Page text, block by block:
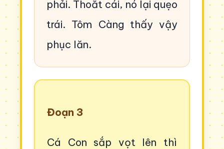
phải. Thoắt cái, nó lại quẹo
trái. Tôm Càng thấy vậy
phục lăn.
Đoạn 3
Cá Con sắp vọt lên thì